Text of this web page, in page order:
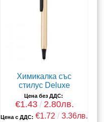
Химикалка със
стилус Deluxe
Цена без ДДС:
€1.43 2.80лв.
Цена с ДДС: €1.72 3.36лв.